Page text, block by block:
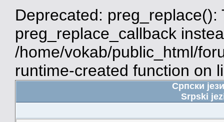
Deprecated:
preg_replace_callback
/home/vokab/public_html/
runtime-created function on
Српски
Srpski